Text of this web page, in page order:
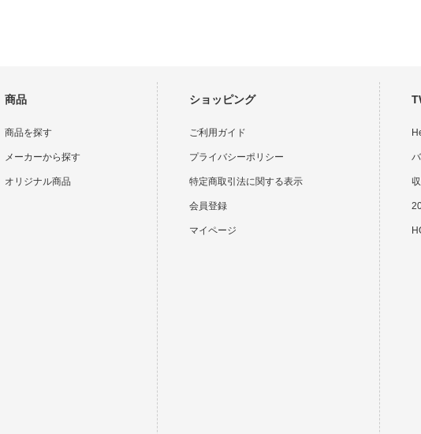
商品
商品を探す
メーカーから探す
オリジナル商品
ショッピング
ご利用ガイド
プライバシーポリシー
特定商取引法に関する表示
会員登録
マイページ